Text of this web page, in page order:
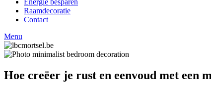
Energie besparen
Raamdecoratie
Contact
Menu
Hoe creëer je rust en eenvoud met een